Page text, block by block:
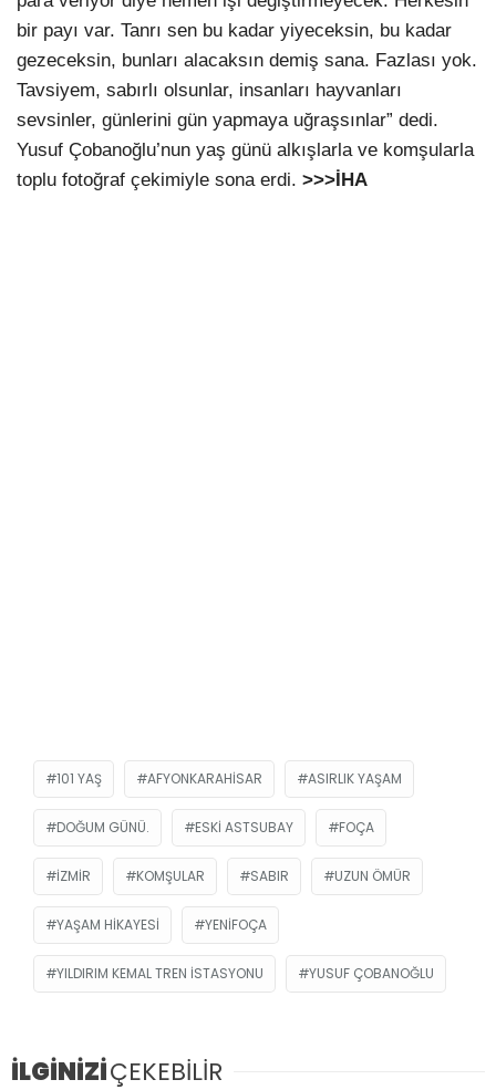
bir payı var. Tanrı sen bu kadar yiyeceksin, bu kadar
gezeceksin, bunları alacaksın demiş sana. Fazlası yok.
Tavsiyem, sabırlı olsunlar, insanları hayvanları
sevsinler, günlerini gün yapmaya uğraşsınlar” dedi.
Yusuf Çobanoğlu’nun yaş günü alkışlarla ve komşularla
toplu fotoğraf çekimiyle sona erdi. >>>İHA
101 YAŞ AFYONKARAHISAR ASIRLIK YAŞAM
DOĞUM GÜNÜ. ESKI ASTSUBAY FOÇA
IZMIR KOMŞULAR SABIR UZUN ÖMÜR
YAŞAM HIKAYESI YENIFOÇA
YILDIRIM KEMAL TREN İSTASYONU YUSUF ÇOBANOĞLU
İLGİNİZİÇEKEBİLİR